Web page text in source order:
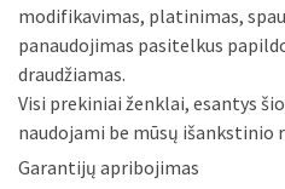
modifikavimas, platinimas,
panaudojimas pasitelkus
draudžiamas.
Visi prekiniai ženklai, esantys
naudojami be mūsų išankstinio
Garantijų apribojimas